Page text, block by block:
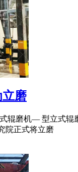
磨
辊磨机— 型立式
院正式将立磨